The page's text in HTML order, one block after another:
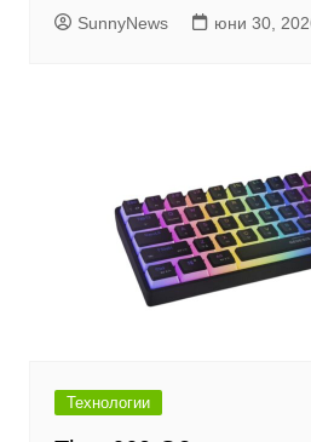
SunnyNews юни 30,
Технологии